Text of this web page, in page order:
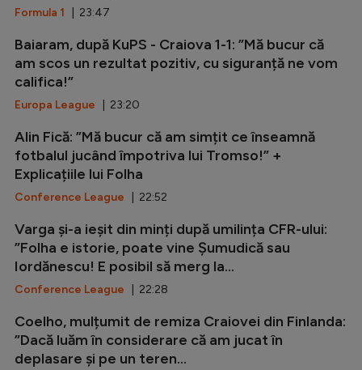
Formula 1 | 23:47
Baiaram, după KuPS - Craiova 1-1: ”Mă bucur că
am scos un rezultat pozitiv, cu siguranță ne vom
califica!”
Europa League | 23:20
Alin Fică: ”Mă bucur că am simțit ce înseamnă
fotbalul jucând împotriva lui Tromso!” +
Explicațiile lui Folha
Conference League | 22:52
Varga și-a ieșit din minți după umilința CFR-ului:
”Folha e istorie, poate vine Șumudică sau
Iordănescu! E posibil să merg la...
Conference League | 22:28
Coelho, mulțumit de remiza Craiovei din Finlanda:
”Dacă luăm în considerare că am jucat în
deplasare și pe un teren...